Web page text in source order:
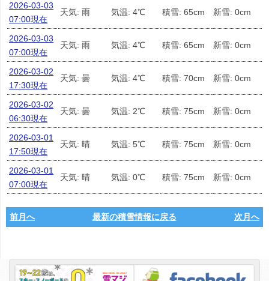
2026-03-03
07:00現在
天気: 雨 気温: 4℃ 積雪: 65cm 新雪: 0cm
2026-03-03
07:00現在
天気: 雨 気温: 4℃ 積雪: 65cm 新雪: 0cm
2026-03-02
17:30現在
天気: 曇 気温: 4℃ 積雪: 70cm 新雪: 0cm
2026-03-02
06:30現在
天気: 曇 気温: 2℃ 積雪: 75cm 新雪: 0cm
2026-03-01
17:50現在
天気: 晴 気温: 5℃ 積雪: 75cm 新雪: 0cm
2026-03-01
07:00現在
天気: 晴 気温: 0℃ 積雪: 75cm 新雪: 0cm
前月へ 最新の積雪情報に戻る 次月へ